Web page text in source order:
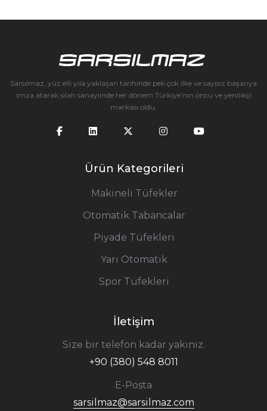
Sarsılmaz, yüz elli yıla yaklaşan tarihinde pek çok ilke ve sayısız başarıya
imza atarak silah sanayiinde her dönem Türkiye’nin öncü ve yenilikçi
markası oldu.
Ürün Kategorileri
Makineli Tüfekler
Otomatik Tabancalar
Piyade Tüfekleri
Yarı Otomatik
Spor Tüfekleri
İletişim
Size bir telefon kadar yakınız.
+90 (380) 548 8011
E-Posta
sarsilmaz@sarsilmaz.com